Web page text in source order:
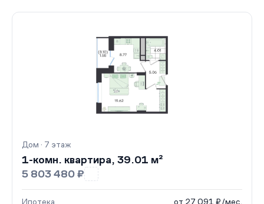
Дом · 7 этаж
1-комн. квартира, 39.01 м²
5 803 480 ₽
Ипотека
от 27 091 ₽/мес.